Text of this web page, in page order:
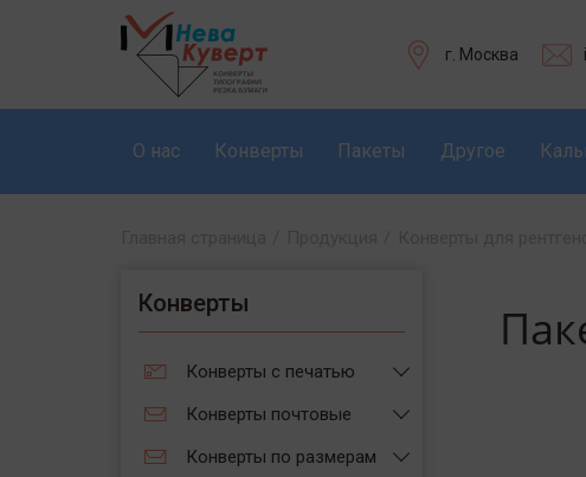
г. Москва
О нас Конверты Пакеты Другое
Конверты
Конверты с печатью
Конверты почтовые
Конверты по размерам